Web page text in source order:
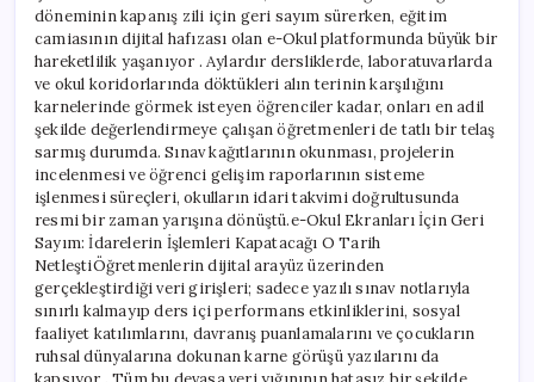
döneminin kapanış zili için geri sayım sürerken, eğitim
camiasının dijital hafızası olan e-Okul platformunda büyük bir
hareketlilik yaşanıyor . Aylardır dersliklerde, laboratuvarlarda
ve okul koridorlarında döktükleri alın terinin karşılığını
karnelerinde görmek isteyen öğrenciler kadar, onları en adil
şekilde değerlendirmeye çalışan öğretmenleri de tatlı bir telaş
sarmış durumda. Sınav kağıtlarının okunması, projelerin
incelenmesi ve öğrenci gelişim raporlarının sisteme
işlenmesi süreçleri, okulların idari takvimi doğrultusunda
resmi bir zaman yarışına dönüştü.e-Okul Ekranları İçin Geri
Sayım: İdarelerin İşlemleri Kapatacağı O Tarih
NetleştiÖğretmenlerin dijital arayüz üzerinden
gerçekleştirdiği veri girişleri; sadece yazılı sınav notlarıyla
sınırlı kalmayıp ders içi performans etkinliklerini, sosyal
faaliyet katılımlarını, davranış puanlamalarını ve çocukların
ruhsal dünyalarına dokunan karne görüşü yazılarını da